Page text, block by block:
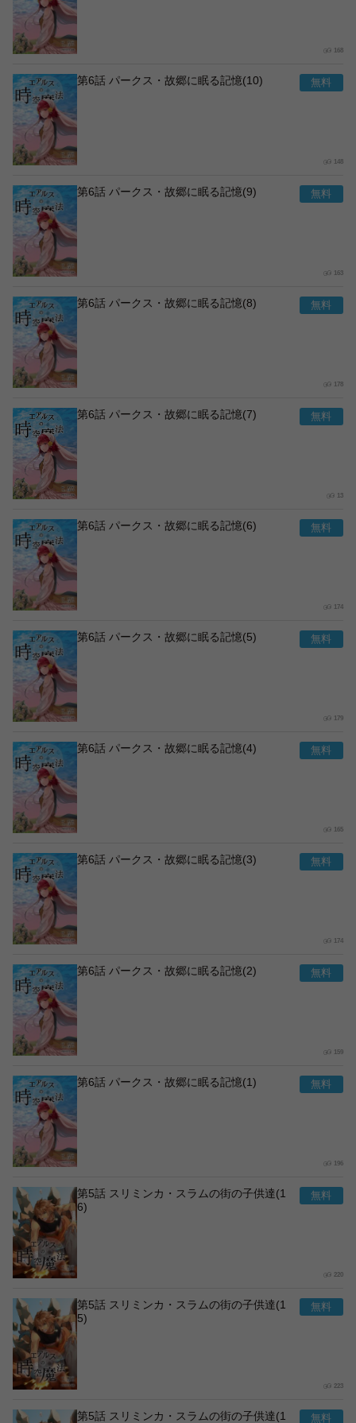
168
第6話 パークス・故郷に眠る記憶(10)
148
第6話 パークス・故郷に眠る記憶(9)
163
第6話 パークス・故郷に眠る記憶(8)
178
第6話 パークス・故郷に眠る記憶(7)
13
第6話 パークス・故郷に眠る記憶(6)
174
第6話 パークス・故郷に眠る記憶(5)
179
第6話 パークス・故郷に眠る記憶(4)
165
第6話 パークス・故郷に眠る記憶(3)
174
第6話 パークス・故郷に眠る記憶(2)
159
第6話 パークス・故郷に眠る記憶(1)
196
第5話 スリミンカ・スラムの街の子供達(1
6)
220
第5話 スリミンカ・スラムの街の子供達(1
5)
223
第5話 スリミンカ・スラムの街の子供達(1